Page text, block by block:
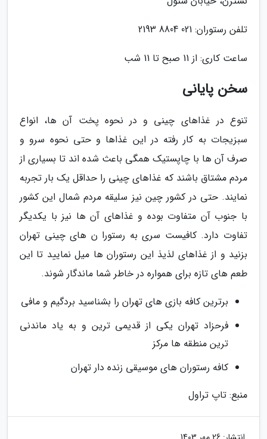
تلفن رستوران: 021 8804 2193
ساعت کاری: از 11 صبح تا 11 شب
سخن پایانی
تنوع در غذاهای چینی و در نحوه پخت آن ها، انواع
سبزیجات به کار رفته در این غذاها و حتی نحوه سرو و
صرف آن ها با چاپستیک همگی باعث شده اند تا بسیاری از
مردم مشتاق باشند که غذاهای چینی را حداقل یک بار تجربه
نمایند. حتی در کشور چین نیز سلیقه مردم شمال این کشور
با جنوب آن متفاوت بوده و غذاهای آن ها نیز با یکدیگر
تفاوت دارد. کافیست سری به رستورا ن های چینی تهران
بزنید و از غذاهای لذیذ این رستوران ها میل نمایید تا این
طعم های تازه برای همواره در خاطر شما ماندگار شوند.
برترین کافه بازی های تهران را بشناسید بردگیم و مافی
فرحزاد تهران یکی از قدیمی ترین و به یاد ماندنی
ترین منطقه ها مرکز
کافه رستوران های موسیقی زنده دار تهران
منبع: تاپ تراول